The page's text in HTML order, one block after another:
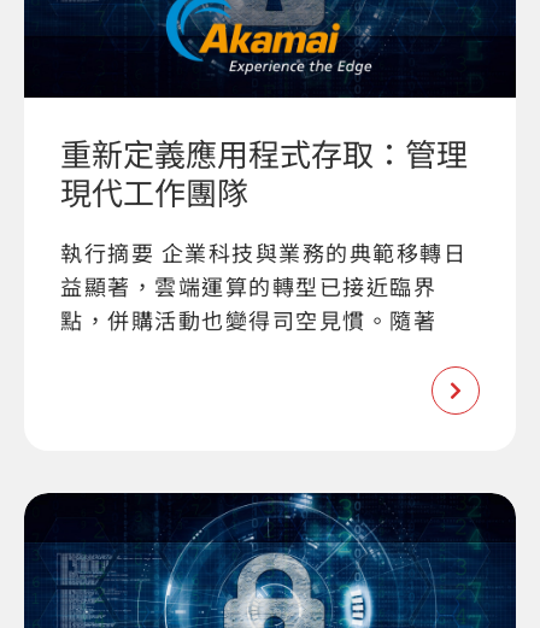
重新定義應用程式存取：管理
現代工作團隊
執行摘要 企業科技與業務的典範移轉日
益顯著，雲端運算的轉型已接近臨界
點，併購活動也變得司空見慣。隨著